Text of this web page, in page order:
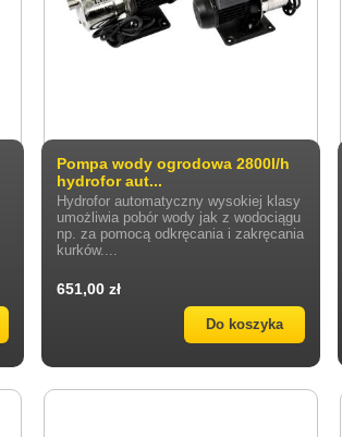
Pompa wody ogrodowa 2800l/h
hydrofor aut...
Hydrofor automatyczny wysokiej klasy
umożliwia pobór wody jak z wodociągu
np. za pomocą odkręcania i zakręcania
kurków....
651,00 zł
Do koszyka